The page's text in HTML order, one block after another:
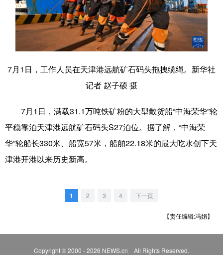
专栏
滨城 和平 河西 河北
河东 南开 红桥 东丽
北辰 武清
津南 静海 宁河 蓟州
7月1日，工作人员在天津港远航矿石码头拖拽缆绳。新华社
记者 赵子硕 摄
7月1日，满载31.1万吨铁矿粉的大型散货船“中海荣华”轮
平稳靠泊天津港远航矿石码头S27泊位。据了解，“中海荣
华”轮船长330米、船宽57米，船舶22.18米的最大吃水创下天
津港开港以来历史新高。
1 2 3 4 下一页
【责任编辑:冯娟】
Copyright © 2000 - 2026 NEWS.cn All Rights Reserved.